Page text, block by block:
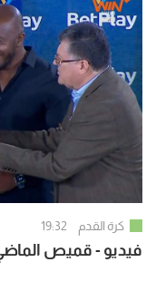
كرة القدم 19:32
فيديو - قميص